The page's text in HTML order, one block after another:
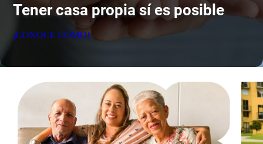
Tener casa propia sí es posible
¡CONOCE CÓMO!